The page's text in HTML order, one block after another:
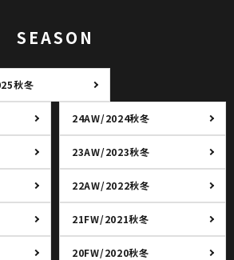
SEASON
秋冬
24AW/2024秋冬
23AW/2023秋冬
22AW/2022秋冬
21FW/2021秋冬
20FW/2020秋冬